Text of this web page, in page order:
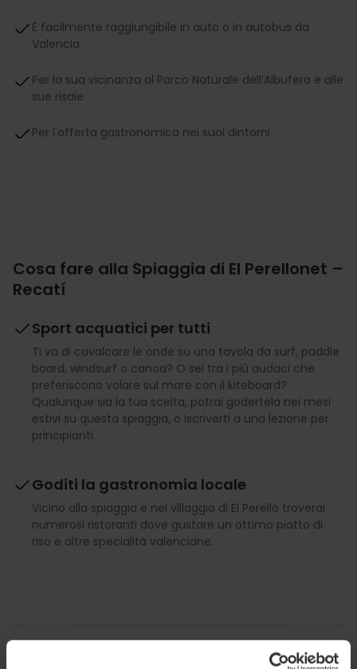
È facilmente raggiungibile in auto o in autobus da
Valencia
Per la sua vicinanza al Parco Naturale dell’Albufera e alle
sue risaie
Per l'offerta gastronomica nei suoi dintorni
Cosa fare alla Spiaggia di El Perellonet –
Recatí
Sport acquatici per tutti
Ti va di cavalcare le onde su una tavola da surf, paddle
board, windsurf o canoa? O sei tra i più audaci che
preferiscono volare sul mare con il kiteboard?
Qualunque sia la tua scelta, potrai godertela nei mesi
estivi su questa spiaggia, o iscriverti a una lezione per
principianti.
Goditi la gastronomia locale
Vicino alla spiaggia e nel villaggio di El Perelló troverai
numerosi ristoranti dove gustare un ottimo piatto di
riso e altre specialità valenciane.